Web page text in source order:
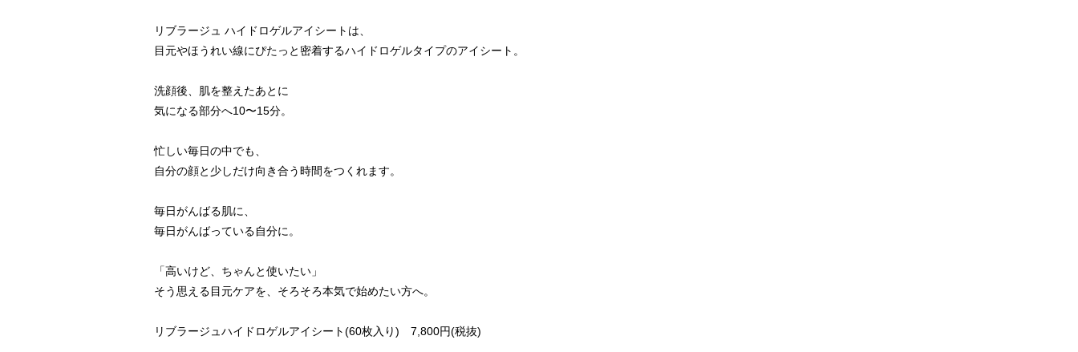
リブラージュ ハイドロゲルアイシートは、
目元やほうれい線にぴたっと密着するハイドロゲルタイプのアイシート。
洗顔後、肌を整えたあとに
気になる部分へ10〜15分。
忙しい毎日の中でも、
自分の顔と少しだけ向き合う時間をつくれます。
毎日がんばる肌に、
毎日がんばっている自分に。
「高いけど、ちゃんと使いたい」
そう思える目元ケアを、そろそろ本気で始めたい方へ。
リブラージュハイドロゲルアイシート(60枚入り)　7,800円(税抜)